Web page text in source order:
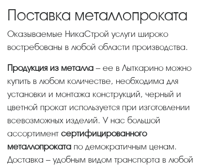
Поставка металлопроката
Оказываемые НикаСтрой услуги широко
востребованы в любой области производства.
Продукция из металла – ее в Лыткарино можно
купить в любом количестве, необходима для
установки и монтажа конструкций, черный и
цветной прокат используется при изготовлении
всевозможных изделий. У нас большой
ассортимент сертифицированного
металлопроката по демократичным ценам.
Доставка – удобным видом транспорта в любой